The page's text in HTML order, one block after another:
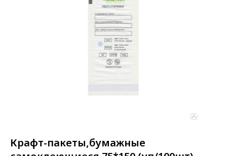
Крафт-пакеты,бумажные